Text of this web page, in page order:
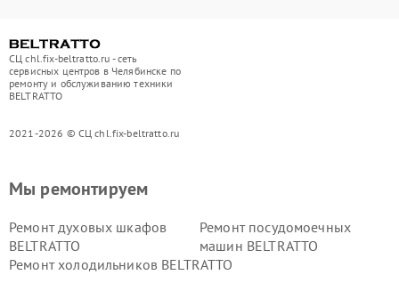
СЦ chl.fix-beltratto.ru - сеть
сервисных центров в Челябинске по
ремонту и обслуживанию техники
BELTRATTO
2021-2026 © СЦ chl.fix-beltratto.ru
Мы ремонтируем
Ремонт духовых шкафов
BELTRATTO
Ремонт посудомоечных
машин BELTRATTO
Ремонт холодильников BELTRATTO